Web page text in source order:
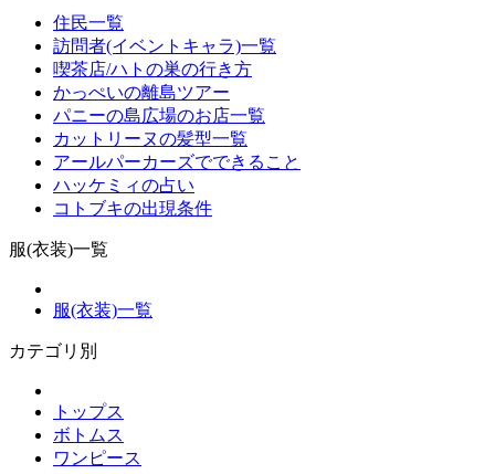
住民一覧
訪問者(イベントキャラ)一覧
喫茶店/ハトの巣の行き方
かっぺいの離島ツアー
パニーの島広場のお店一覧
カットリーヌの髪型一覧
アールパーカーズでできること
ハッケミィの占い
コトブキの出現条件
服(衣装)一覧
服(衣装)一覧
カテゴリ別
トップス
ボトムス
ワンピース